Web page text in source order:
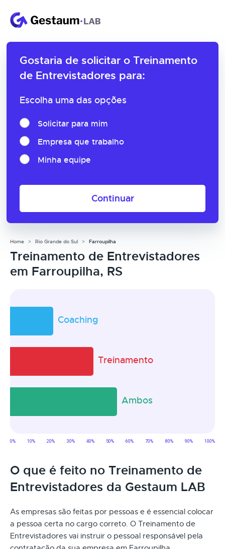
Gostaria de solicitar o Treinamento
de Entrevistadores para:
Escolha uma das opções
Solicitar para mim
Empresa que trabalho
Minha equipe
Continuar
Home Rio Grande do Sul Farroupilha
Treinamento de Entrevistadores
em Farroupilha, RS
O que é feito no Treinamento de
Entrevistadores da Gestaum LAB
As empresas são feitas por pessoas e é essencial colocar
a pessoa certa no cargo correto. O Treinamento de
Entrevistadores vai instruir o pessoal responsável pela